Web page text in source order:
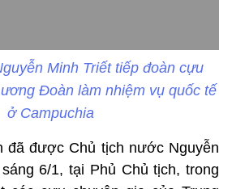
Minh Triết tiếp đoàn cựu
Đoàn làm nhiệm vụ quốc tế
ở Campuchia
đã được Chủ tịch nước Nguyễn
6/1, tại Phủ Chủ tịch, trong